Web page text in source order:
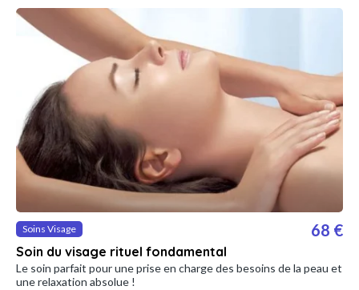
Soins Visage
Soin du visage rituel fondamental
68 €
Le soin parfait pour une prise en charge des besoins de la peau et
une relaxation absolue !